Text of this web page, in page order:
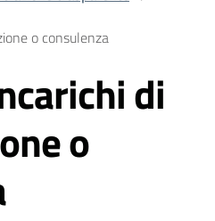
o consulenza
di
o